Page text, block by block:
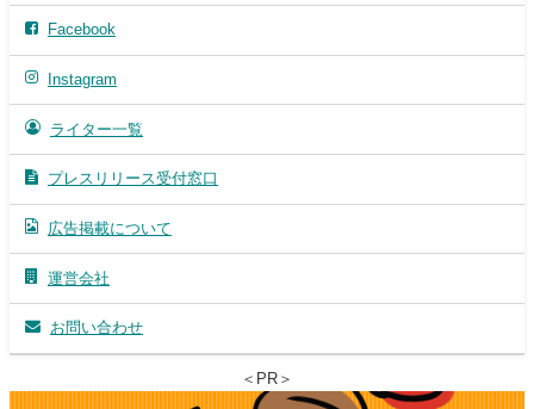
Facebook
Instagram
ライター一覧
プレスリリース受付窓口
広告掲載について
運営会社
お問い合わせ
＜PR＞